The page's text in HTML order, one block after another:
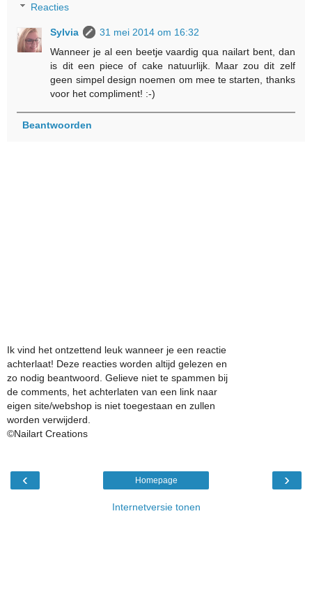
Reacties
Sylvia
31 mei 2014 om 16:32
Wanneer je al een beetje vaardig qua nailart bent, dan
is dit een piece of cake natuurlijk. Maar zou dit zelf
geen simpel design noemen om mee te starten, thanks
voor het compliment! :-)
Beantwoorden
Ik vind het ontzettend leuk wanneer je een reactie
achterlaat! Deze reacties worden altijd gelezen en
zo nodig beantwoord. Gelieve niet te spammen bij
de comments, het achterlaten van een link naar
eigen site/webshop is niet toegestaan en zullen
worden verwijderd.
©Nailart Creations
‹ ›
Homepage
Internetversie tonen